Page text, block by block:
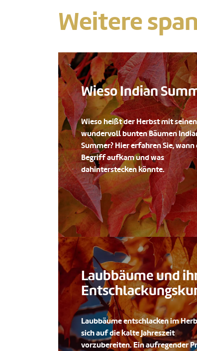
Weitere
Wieso Indian
Wieso heißt der Herbst mit seinen
wundervoll bunten Bäumen
Summer? Hier erfahren Sie, wann
Begriff aufkam und was
dahinterstecken könnte.
Laubbäume und
Laubbäume entschlacken im
sich auf die kalte Jahreszeit
vorzubereiten. Ein aufregender